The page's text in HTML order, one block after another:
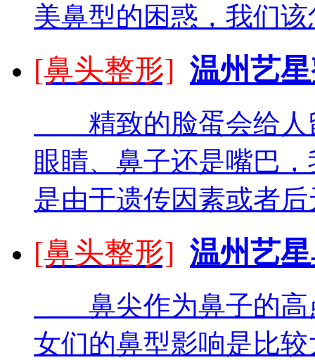
美鼻型的困惑，我
[鼻头整形] 温州艺
精致的脸蛋会给人
眼睛、鼻子还是嘴巴
是由于遗传因素或者
[鼻头整形] 温州艺
鼻尖作为鼻子的高
女们的鼻型影响是比